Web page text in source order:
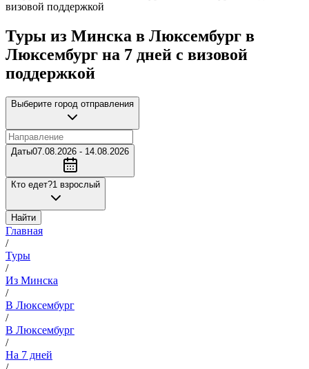
Туры из Минска в Люксембург в
Люксембург на 7 дней с визовой
поддержкой
Выберите город отправления
Даты07.08.2026 - 14.08.2026
Кто едет?1 взрослый
Найти
Главная
/
Туры
/
Из Минска
/
В Люксембург
/
В Люксембург
/
На 7 дней